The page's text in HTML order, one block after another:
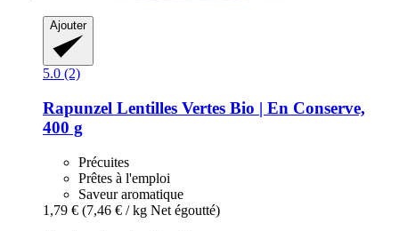
Ajouter
5.0 (2)
Rapunzel Lentilles Vertes Bio | En Conserve,
400 g
Précuites
Prêtes à l'emploi
Saveur aromatique
1,79 € (7,46 € / kg Net égoutté)